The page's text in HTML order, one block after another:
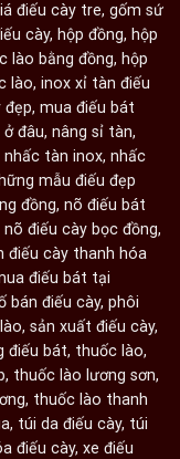
điếu cày tre, gốm sứ
cày, hộp đồng, hộp
lào bằng đồng, hộp
lào, inox xỉ tàn điếu
đẹp, mua điếu bát
đâu, nâng sỉ tàn,
nhấc tàn inox, nhấc
mẫu điếu đẹp
đồng, nõ điếu bát
nõ điếu cày bọc đồng,
điếu cày thanh hóa
điếu bát tại
bán điếu cày, phôi
, sản xuất điếu cày,
điếu bát, thuốc lào,
, thuốc lào lương sơn,
, thuốc lào thanh
, túi da điếu cày, túi
điếu cày, xe điếu